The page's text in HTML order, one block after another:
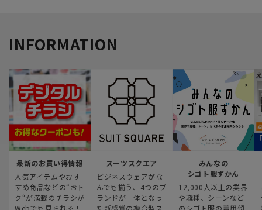
INFORMATION
最新のお買い得情報
人気アイテムやおす
すめ商品などの“おト
ク“が満載のチラシが
Webでも見られる！
スーツスクエア
ビジネスウェアがな
んでも揃う、4つのブ
ランドが一体となっ
た新感覚の複合型ス
みんなの
シゴト服ずかん
12,000人以上の業界
や職種、シーンなど
のシゴト服の着用傾